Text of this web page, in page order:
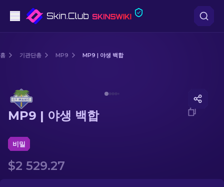
저격소총
장갑
홈 기관단총 MP9 MP9 | 야생 백합
MP9 | 야생 백합
비밀
$2 529.27